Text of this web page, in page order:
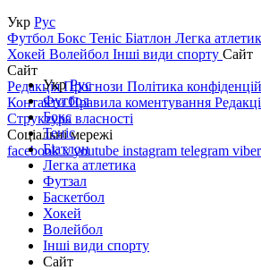
Укр Рус
Футбол Бокс Теніс Біатлон Легка
Хокей Волейбол Інші види спорту Сайт
Сайт
РедакціяПрогнози Політика
КонтактиПравила коментування
Структура власності
Соціальні мережі
facebookxyoutube instagram telegram viber
УкрРус
Футбол
Бокс
Теніс
Біатлон
Легка атлетика
Футзал
Баскетбол
Хокей
Волейбол
Інші види спорту
Сайт